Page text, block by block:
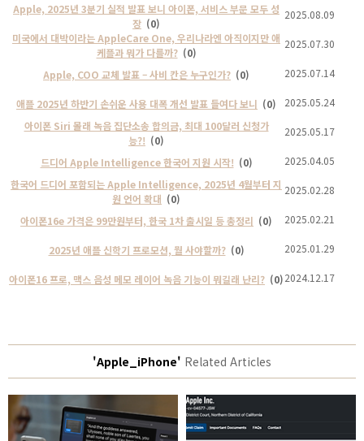
Apple, 2025년 3분기 실적 발표 보니 아이폰, 서비스 부문 모두 성
장 (0)
2025.08.09
미국에서 대박이라는 AppleCare One, 우리나라엔 아직이지만 애
케플과 뭐가 다를까? (0)
2025.07.30
Apple, COO 교체 발표 – 사비 칸은 누구인가? (0) 2025.07.14
애플 2025년 하반기 손쉬운 사용 대폭 개선 발표 들여다 보니 (0)
2025.05.24
아이폰 Siri 몰래 녹음 집단소송 합의금, 최대 100달러 신청가
능?! (0)
2025.05.17
드디어 Apple Intelligence 한국어 지원 시작! (0)
2025.04.05
한국어 드디어 포함되는 Apple Intelligence, 2025년 4월부터 지
원 언어 확대 (0)
2025.02.28
아이폰16e 가격은 99만원부터, 한국 1차 출시일 등 총정리 (0) 2025.02.21
2025년 애플 신학기 프로모션, 뭘 사야할까? (0) 2025.01.29
아이폰16 프로, 맥스 음성 메모 레이어 녹음 기능이 뭐길래 난리? (0)2024.12.17
'Apple_iPhone' Related Articles